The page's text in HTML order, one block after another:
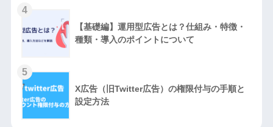
4
【基礎編】運用型広告とは？仕組み・特徴・
種類・導入のポイントについて
5
X広告（旧Twitter広告）の権限付与の手順と
設定方法